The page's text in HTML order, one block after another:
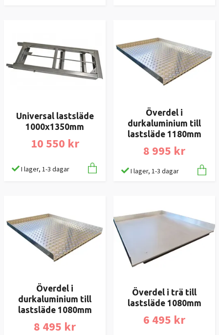
Universal lastsläde
1000x1350mm
10 550 kr
I lager, 1-3 dagar
Överdel i
durkaluminium till
lastsläde 1180mm
8 995 kr
I lager, 1-3 dagar
Överdel i
durkaluminium till
lastsläde 1080mm
8 495 kr
Överdel i trä till
lastsläde 1080mm
6 495 kr